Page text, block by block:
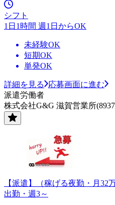
シフト
1日1時間 週1日からOK
未経験OK
短期OK
単発OK
詳細を見る
応募画面に進む
派遣労働者
株式会社G&G 滋賀営業所
【派遣】（稼げる夜勤・月32
出勤・週3～